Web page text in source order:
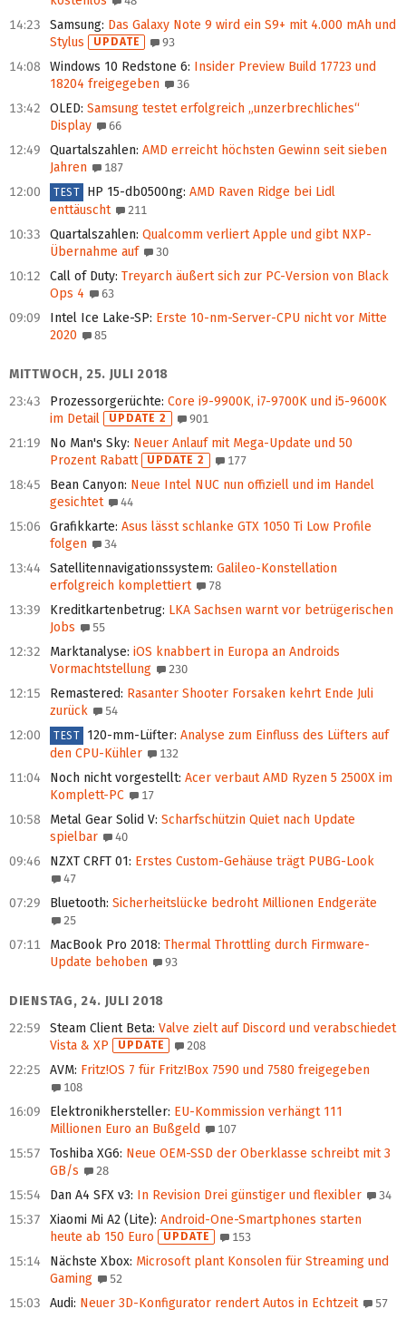
14:23 Samsung: Das Galaxy Note 9 wird ein S9+ mit 4.000 mAh und
Stylus
UPDATE 93
14:08 Windows 10 Redstone 6: Insider Preview Build 17723 und
18204 freigegeben
36
13:42 OLED: Samsung testet erfolgreich „unzerbrechliches“
Display
66
12:49 Quartalszahlen: AMD erreicht höchsten Gewinn seit sieben
Jahren
187
12:00 TEST HP 15-db0500ng: AMD Raven Ridge bei Lidl
enttäuscht
211
10:33 Quartalszahlen: Qualcomm verliert Apple und gibt NXP-
Übernahme auf
30
10:12 Call of Duty: Treyarch äußert sich zur PC-Version von Black
Ops 4
63
09:09 Intel Ice Lake-SP: Erste 10-nm-Server-CPU nicht vor Mitte
2020
85
MITTWOCH, 25. JULI 2018
23:43
Prozessorgerüchte: Core i9-9900K, i7-9700K und i5-9600K
im Detail
UPDATE 2 901
21:19 No Man's Sky: Neuer Anlauf mit Mega-Update und 50
Prozent Rabatt
UPDATE 2 177
18:45 Bean Canyon: Neue Intel NUC nun offiziell und im Handel
gesichtet
44
15:06 Grafikkarte: Asus lässt schlanke GTX 1050 Ti Low Profile
folgen
34
13:44 Satellitennavigationssystem: Galileo-Konstellation
erfolgreich komplettiert
78
13:39 Kreditkartenbetrug: LKA Sachsen warnt vor betrügerischen
Jobs
55
12:32 Marktanalyse: iOS knabbert in Europa an Androids
Vormachtstellung
230
12:15 Remastered: Rasanter Shooter Forsaken kehrt Ende Juli
zurück
54
12:00 TEST 120-mm-Lüfter: Analyse zum Einfluss des Lüfters auf
den CPU-Kühler
132
11:04 Noch nicht vorgestellt: Acer verbaut AMD Ryzen 5 2500X im
Komplett-PC
17
10:58 Metal Gear Solid V: Scharfschützin Quiet nach Update
spielbar
40
09:46 NZXT CRFT 01: Erstes Custom-Gehäuse trägt PUBG-Look
47
07:29 Bluetooth: Sicherheitslücke bedroht Millionen Endgeräte
25
07:11 MacBook Pro 2018: Thermal Throttling durch Firmware-
Update behoben
93
DIENSTAG, 24. JULI 2018
22:59
Steam Client Beta: Valve zielt auf Discord und verabschiedet
Vista & XP
UPDATE 208
22:25 AVM: Fritz!OS 7 für Fritz!Box 7590 und 7580 freigegeben
108
16:09 Elektronikhersteller: EU-Kommission verhängt 111
Millionen Euro an Bußgeld
107
15:57 Toshiba XG6: Neue OEM-SSD der Oberklasse schreibt mit 3
GB/s
28
15:54 Dan A4 SFX v3: In Revision Drei günstiger und flexibler 34
15:37 Xiaomi Mi A2 (Lite): Android-One-Smartphones starten
heute ab 150 Euro
UPDATE 153
15:14 Nächste Xbox: Microsoft plant Konsolen für Streaming und
Gaming
52
15:03 Audi: Neuer 3D-Konfigurator rendert Autos in Echtzeit 57